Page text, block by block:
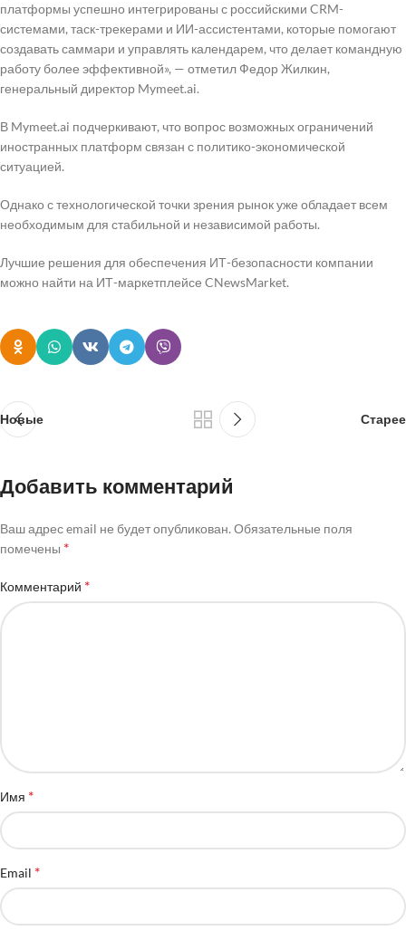
платформы успешно интегрированы с российскими CRM-
системами, таск-трекерами и ИИ-ассистентами, которые помогают
создавать саммари и управлять календарем, что делает командную
работу более эффективной», — отметил Федор Жилкин,
генеральный директор Mymeet.ai.
В Mymeet.ai подчеркивают, что вопрос возможных ограничений
иностранных платформ связан с политико-экономической
ситуацией.
Однако с технологической точки зрения рынок уже обладает всем
необходимым для стабильной и независимой работы.
Лучшие решения для обеспечения ИТ-безопасности компании
можно найти на ИТ-маркетплейсе CNewsMarket.
Новые Старее
Добавить комментарий
Ваш адрес email не будет опубликован. Обязательные поля
помечены *
Комментарий *
Имя *
Email *